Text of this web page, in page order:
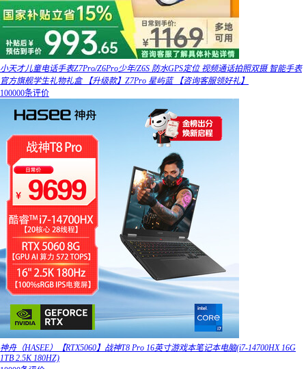
小天才儿童电话手表Z7Pro/Z6Pro少年/Z6S 防水GPS定位 视频通话拍照双摄 智能手表
官方旗舰学生礼物礼盒 【升级款】Z7Pro 星屿蓝 【咨询客服领好礼】
100000条评价
神舟（HASEE）【RTX5060】战神T8 Pro 16英寸游戏本笔记本电脑(i7-14700HX 16G
1TB 2.5K 180HZ)